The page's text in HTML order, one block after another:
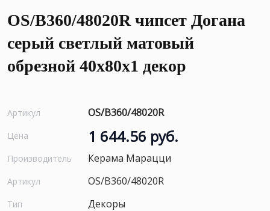
OS/B360/48020R чипсет Догана
серый светлый матовый
обрезной 40x80x1 декор
Артикул OS/B360/48020R
Цена 1 644.56 руб.
Производитель Керама Марацци
Артикул OS/B360/48020R
Тип Декоры